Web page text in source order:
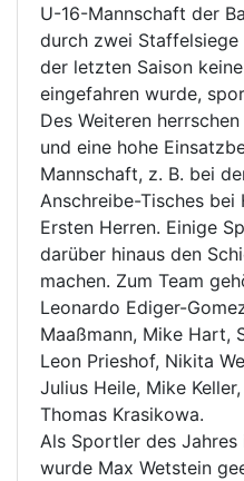
U-16-Mannschaft der
durch zwei
der letzten Saison
eingefahren wurde,
Des Weiteren
und eine hohe
Mannschaft, z. B. bei
Anschreibe-Tisches bei
Ersten Herren. Einige
darüber hinaus den
machen. Zum Team
Leonardo Ediger-
Maaßmann, Mike Hart,
Leon Prieshof, Nikita
Julius Heile, Mike
Thomas Krasikowa.
Als Sportler des Jahres
wurde Max Wetstein